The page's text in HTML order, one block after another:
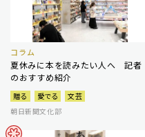
コラム
夏休みに本を読みたい人へ 記者
のおすすめ紹介
贈る 愛でる
文芸
朝日新聞文化部